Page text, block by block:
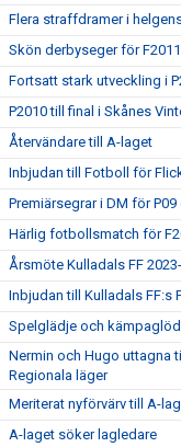
Flera straffdramer i
Skön derbyseger för F2011
Fortsatt stark utveckling i
P2010 till final i Skånes
Återvändare till A-laget
Inbjudan till Fotboll för
Premiärsegrar i DM för P09
Härlig fotbollsmatch för
Årsmöte Kulladals FF
Inbjudan till Kulladals FF:s
Spelglädje och
Nermin och Hugo uttagna
Regionala läger
Meriterat nyförvärv till A-
A-laget söker lagledare